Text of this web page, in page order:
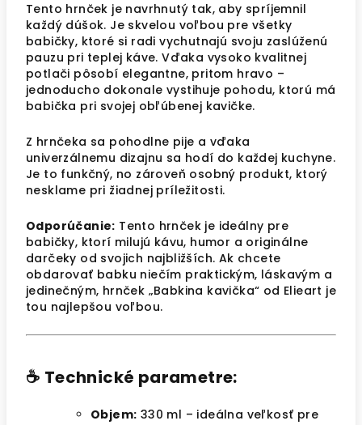
Tento hrnček je navrhnutý tak, aby spríjemnil
každý dúšok. Je skvelou voľbou pre všetky
babičky, ktoré si radi vychutnajú svoju zaslúženú
pauzu pri teplej káve. Vďaka vysoko kvalitnej
potlači pôsobí elegantne, pritom hravo –
jednoducho dokonale vystihuje pohodu, ktorú má
babička pri svojej obľúbenej kavičke.
Z hrnčeka sa pohodlne pije a vďaka
univerzálnemu dizajnu sa hodí do každej kuchyne.
Je to funkčný, no zároveň osobný produkt, ktorý
nesklame pri žiadnej príležitosti.
Odporúčanie: Tento hrnček je ideálny pre
babičky, ktorí milujú kávu, humor a originálne
darčeky od svojich najbližších. Ak chcete
obdarovať babku niečím praktickým, láskavým a
jedinečným, hrnček „Babkina kavička“ od Elieart je
tou najlepšou voľbou.
☕ Technické parametre:
Objem: 330 ml – ideálna veľkosť pre